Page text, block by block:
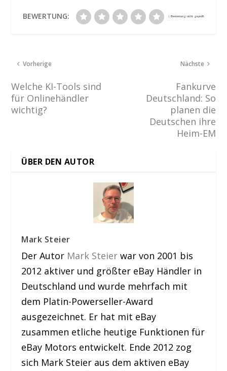
BEWERTUNG:
Vorherige
Welche KI-Tools sind
für Onlinehändler
wichtig?
Nächste
Fankurve
Deutschland: So
planen die
Deutschen ihre
Heim-EM
ÜBER DEN AUTOR
Mark Steier
Der Autor Mark Steier war von 2001 bis
2012 aktiver und größter eBay Händler in
Deutschland und wurde mehrfach mit
dem Platin-Powerseller-Award
ausgezeichnet. Er hat mit eBay
zusammen etliche heutige Funktionen für
eBay Motors entwickelt. Ende 2012 zog
sich Mark Steier aus dem aktiven eBay